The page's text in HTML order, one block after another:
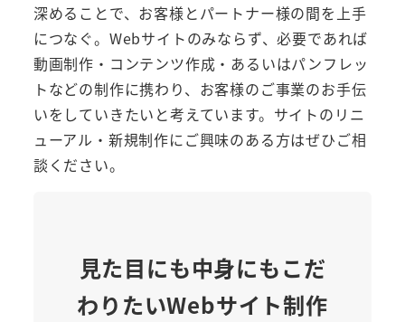
深めることで、お客様とパートナー様の間を上手
につなぐ。Webサイトのみならず、必要であれば
動画制作・コンテンツ作成・あるいはパンフレッ
トなどの制作に携わり、お客様のご事業のお手伝
いをしていきたいと考えています。サイトのリニ
ューアル・新規制作にご興味のある方はぜひご相
談ください。
見た目にも中身にもこだ
わりたいWebサイト制作